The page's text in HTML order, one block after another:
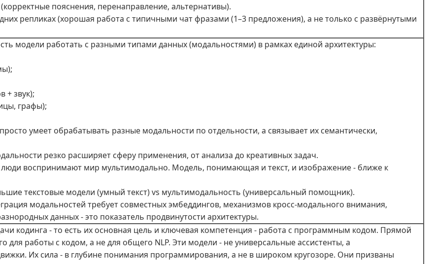
пояснения, перенаправление, альтернативы).
репликах (хорошая работа с типичными чат фразами (1–3 предложения), а не только с развёрнутыми
модели работать с разными типами данных (модальностями) в рамках единой архитектуры:
+ звук);
графы);
умеет обрабатывать разные модальности по отдельности, а связывает их семантически,
резко расширяет сферу применения, от анализа до креативных задач.
люди воспринимают мир мультимодально. Модель, понимающая и текст, и изображение - ближе к
текстовые модели (умный текст) vs мультимодальность (универсальный помощник).
модальностей требует совместных эмбеддингов, механизмов кросс‑модального внимания,
данных - это показатель продвинутости архитектуры.
кодинга - то есть их основная цель и ключевая компетенция - работа с программным кодом. Прямой
для работы с кодом, а не для общего NLP. Эти модели - не универсальные ассистенты, а
Их сила - в глубине понимания программирования, а не в широком кругозоре. Они призваны